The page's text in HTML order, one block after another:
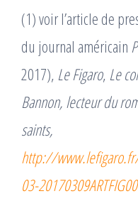
(1) voir l’article de
du journal américain
2017), Le Figaro, Le
Bannon, lecteur du
saints,
http://
03-